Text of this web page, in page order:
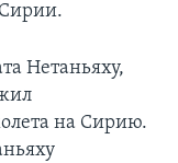
Нетаньяху,
на Сирию.